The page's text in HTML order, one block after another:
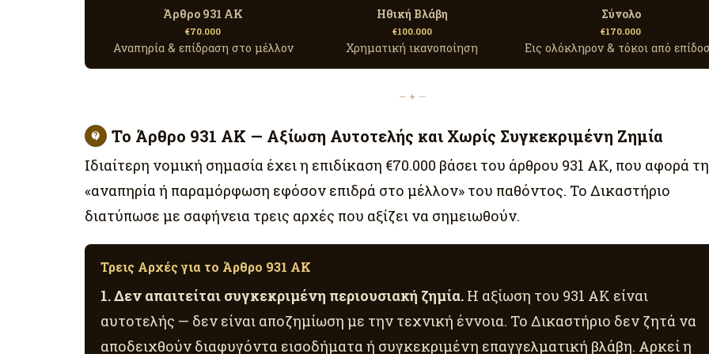
Άρθρο 931 ΑΚ
€70.000
Αναπηρία & επίδραση στο μέλλον
Ηθική Βλάβη
€100.000
Χρηματική ικανοποίηση
Σύνολο
€170.000
Εις ολόκληρον & τόκοι από
— ✦ —
Το Άρθρο 931 ΑΚ — Αξίωση Αυτοτελής και Χωρίς Συγκεκριμένη Ζημία
Ιδιαίτερη νομική σημασία έχει η επιδίκαση €70.000 βάσει του άρθρου 931 ΑΚ, που αφορά
«αναπηρία ή παραμόρφωση εφόσον επιδρά στο μέλλον» του παθόντος. Το Δικαστήριο
διατύπωσε με σαφήνεια τρεις αρχές που αξίζει να σημειωθούν.
Τρεις Αρχές για το Άρθρο 931 ΑΚ
1. Δεν απαιτείται συγκεκριμένη περιουσιακή ζημία. Η αξίωση του 931 ΑΚ είναι
αυτοτελής — δεν είναι αποζημίωση με την τεχνική έννοια. Το Δικαστήριο δεν ζητά να
αποδειχθούν διαφυγόντα εισοδήματα ή συγκεκριμένη επαγγελματική βλάβη. Αρκεί η